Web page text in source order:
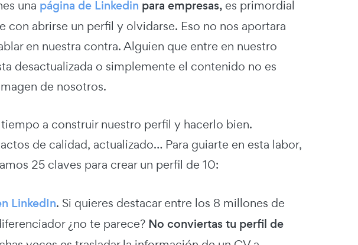
una página de Linkedin para empresas, es primordial
con abrirse un perfil y olvidarse. Eso no nos aportara
en nuestra contra. Alguien que entre en nuestro
desactualizada o simplemente el contenido no es
de nosotros.
a construir nuestro perfil y hacerlo bien.
de calidad, actualizado… Para guiarte en esta labor,
25 claves para crear un perfil de 10:
LinkedIn. Si quieres destacar entre los 8 millones de
¿no te parece? No conviertas tu perfil de